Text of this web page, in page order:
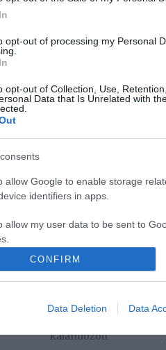
opt-out of processing my Personal
opt-out of Collection, Use,
Data that Is Unrelated with
allow Google to enable storage
identifiers in apps.
allow my user data to be sent to
allow Google to send me
allow Google to enable storage
identifiers in apps.
allow Google to enable storage
CONFIRM
Data Deletion Data
Viszont, ha inkább
termék mellett dönts. Ez
hatással lehet a bőröd
Pinterest
Béres Alexandra
kalandozott